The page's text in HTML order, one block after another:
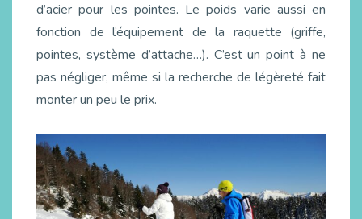
d’acier pour les pointes. Le poids varie aussi en
fonction de l’équipement de la raquette (griffe,
pointes, système d’attache…). C’est un point à ne
pas négliger, même si la recherche de légèreté fait
monter un peu le prix.